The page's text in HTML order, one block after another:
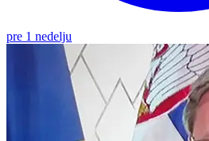
pre 1 nedelju